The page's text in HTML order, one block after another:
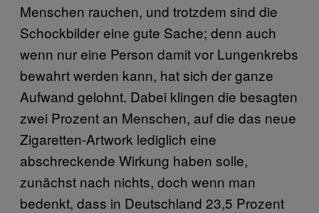
Menschen rauchen, und trotzdem sind die
Schockbilder eine gute Sache; denn auch
wenn nur eine Person damit vor Lungenkrebs
bewahrt werden kann, hat sich der ganze
Aufwand gelohnt. Dabei klingen die besagten
zwei Prozent an Menschen, auf die das neue
Zigaretten-Artwork lediglich eine
abschreckende Wirkung haben solle,
zunächst nach nichts, doch wenn man
bedenkt, dass in Deutschland 23,5 Prozent